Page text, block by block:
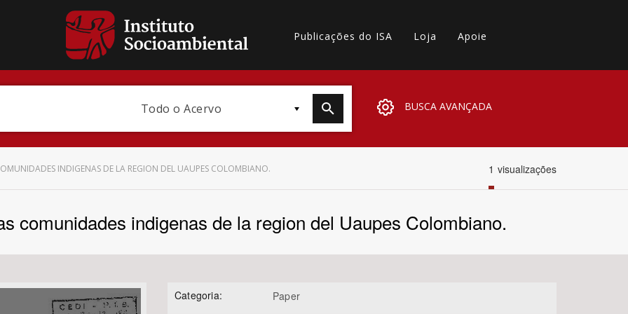
Publicações do ISA Loja Apoie
Todo o Acervo BUSCA AVANÇADA
INDIGENAS DE LA REGION DEL UAUPES COLOMBIANO. 1 visualizações
comunidades indigenas de la region del Uaupes Colombiano.
Categoria: Paper